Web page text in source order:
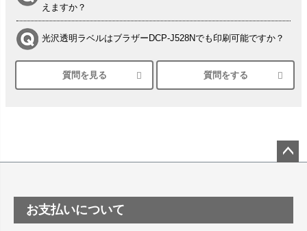
えますか？
光沢透明ラベルはブラザーDCP-J528Nでも印刷可能ですか？
シルバーペーパーにEPSON EP-30VAで印刷するときの設定
は？
塩ビのロール紙で離型紙が透明の商品はありますか
つや消し半透明ラベルのロールタイプはありますか？
質問を見る 質問をする
ップ
お支払いについて